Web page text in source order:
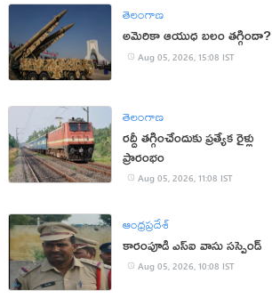
తెలంగాణ
అమెరికా ఆయుధ బలం తగ్గిందా?
Aug 05, 2026, 15:08 IST
తెలంగాణ
రద్దీ తగ్గించేందుకు ప్రత్యేక రైళ్లు
ప్రారంభం
Aug 05, 2026, 11:08 IST
ఆంధ్రప్రదేశ్
కారంపూడి ఎస్ఐ వాసు స‌స్పెండ్‌
Aug 05, 2026, 10:08 IST